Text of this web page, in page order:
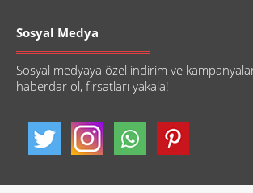
Sosyal Medya
Sosyal medyaya özel indirim ve
haberdar ol, fırsatları yakala!